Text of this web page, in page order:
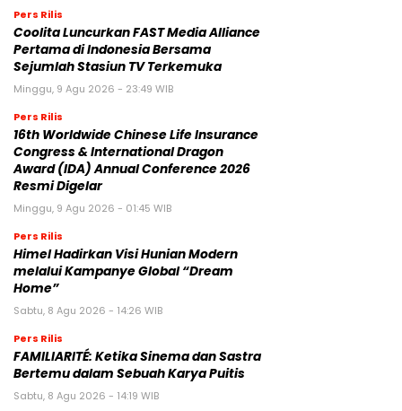
Pers Rilis
Coolita Luncurkan FAST Media Alliance
Pertama di Indonesia Bersama
Sejumlah Stasiun TV Terkemuka
Minggu, 9 Agu 2026 - 23:49 WIB
Pers Rilis
16th Worldwide Chinese Life Insurance
Congress & International Dragon
Award (IDA) Annual Conference 2026
Resmi Digelar
Minggu, 9 Agu 2026 - 01:45 WIB
Pers Rilis
Himel Hadirkan Visi Hunian Modern
melalui Kampanye Global “Dream
Home”
Sabtu, 8 Agu 2026 - 14:26 WIB
Pers Rilis
FAMILIARITÉ: Ketika Sinema dan Sastra
Bertemu dalam Sebuah Karya Puitis
Sabtu, 8 Agu 2026 - 14:19 WIB